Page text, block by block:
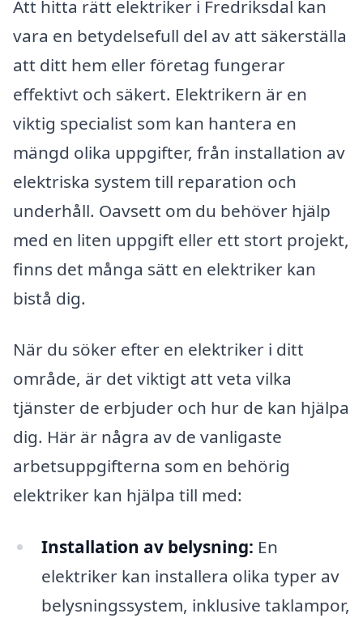
Att hitta rätt elektriker i Fredriksdal kan
vara en betydelsefull del av att säkerställa
att ditt hem eller företag fungerar
effektivt och säkert. Elektrikern är en
viktig specialist som kan hantera en
mängd olika uppgifter, från installation av
elektriska system till reparation och
underhåll. Oavsett om du behöver hjälp
med en liten uppgift eller ett stort projekt,
finns det många sätt en elektriker kan
bistå dig.
När du söker efter en elektriker i ditt
område, är det viktigt att veta vilka
tjänster de erbjuder och hur de kan hjälpa
dig. Här är några av de vanligaste
arbetsuppgifterna som en behörig
elektriker kan hjälpa till med:
Installation av belysning: En
elektriker kan installera olika typer av
belysningssystem, inklusive taklampor,